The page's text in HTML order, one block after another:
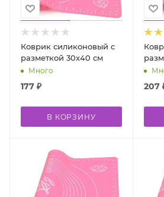
Коврик силиконовый с
разметкой 30х40 см
Много
177 ₽
В КОРЗИНУ
207